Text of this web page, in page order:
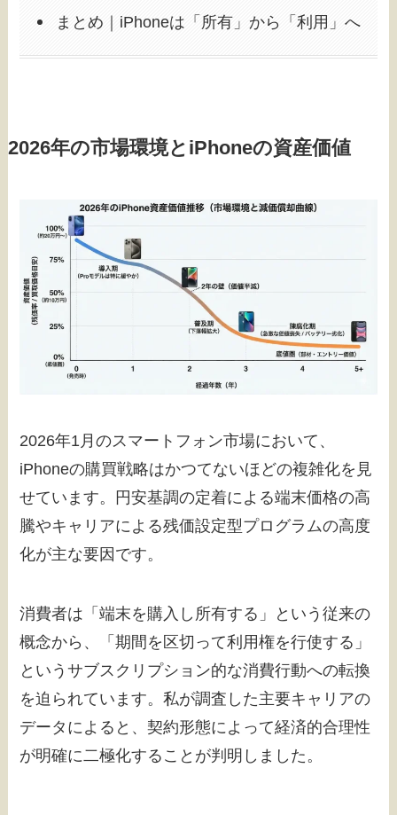
まとめ｜iPhoneは「所有」から「利用」へ
2026年の市場環境とiPhoneの資産価値
2026年1月のスマートフォン市場において、
iPhoneの購買戦略はかつてないほどの複雑化を見
せています。円安基調の定着による端末価格の高
騰やキャリアによる残価設定型プログラムの高度
化が主な要因です。
消費者は「端末を購入し所有する」という従来の
概念から、「期間を区切って利用権を行使する」
というサブスクリプション的な消費行動への転換
を迫られています。私が調査した主要キャリアの
データによると、契約形態によって経済的合理性
が明確に二極化することが判明しました。